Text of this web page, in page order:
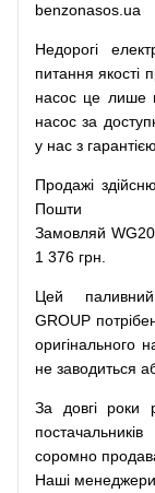
benzonasos.ua
Недорогі
питання якості
насос це лише
насос за
у нас з
Продажі
Пошти
Замовляй
1 376 грн.
Цей паливний
GROUP
оригінального
не заводиться
За довгі роки
постачальників
соромно
Наші менеджери